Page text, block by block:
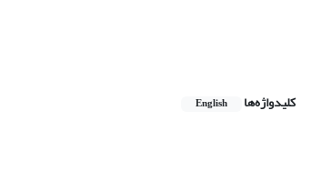
کلیدواژه‌ها English